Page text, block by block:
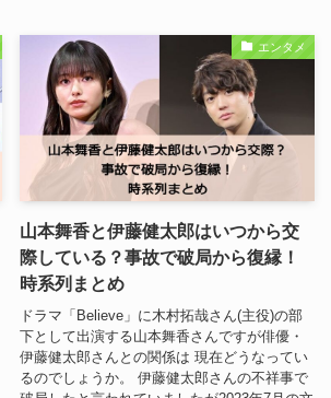
エンタメ
山本舞香と伊藤健太郎はいつから交
際している？事故で破局から復縁！
時系列まとめ
ドラマ「Believe」に木村拓哉さん(主役)の部
下として出演する山本舞香さんですが俳優・
伊藤健太郎さんとの関係は 現在どうなってい
るのでしょうか。 伊藤健太郎さんの不祥事で